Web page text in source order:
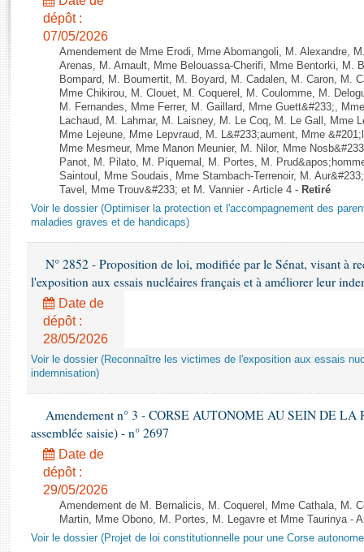
Rapports d'information
Rapports d'enquête
Rapports législatifs
Rapports sur l'application des lois
Baromètre de l’application des lois
Dossiers législatifs
Budget et sécurité sociale
Questions écrites et orales
Comptes rendus des débats
Liens vers les sites publics
dépôt :
07/05/2026
Amendement de Mme Erodi, Mme Abomangoli, M. Alexandre,
Arenas, M. Arnault, Mme Belouassa-Cherifi, Mme Bentorki, M.
Bompard, M. Boumertit, M. Boyard, M. Cadalen, M. Caron, M.
Mme Chikirou, M. Clouet, M. Coquerel, M. Coulomme, M.
M. Fernandes, Mme Ferrer, M. Gaillard, Mme Guett&#233;,
Lachaud, M. Lahmar, M. Laisney, M. Le Coq, M. Le Gall, Mme
Mme Lejeune, Mme Lepvraud, M. L&#233;aument, Mme
Mme Mesmeur, Mme Manon Meunier, M. Nilor, Mme
Panot, M. Pilato, M. Piquemal, M. Portes, M.
Saintoul, Mme Soudais, Mme Stambach-Terrenoir, M.
Tavel, Mme Trouv&#233; et M. Vannier - Article 4 - Retiré
Voir le dossier (Optimiser la protection et l'accompagnement des
maladies graves et de handicaps)
N° 2852 - Proposition de loi, modifiée par le Sénat, visant à
l'exposition aux essais nucléaires français et à améliorer leur
Date de
dépôt :
28/05/2026
Voir le dossier (Reconnaître les victimes de l'exposition aux essais
indemnisation)
Amendement n° 3 - CORSE AUTONOME AU SEIN DE LA
assemblée saisie) - n° 2697
Date de
dépôt :
29/05/2026
Amendement de M. Bernalicis, M. Coquerel, Mme Cathala, M.
Martin, Mme Obono, M. Portes, M. Legavre et Mme Taurinya -
Voir le dossier (Projet de loi constitutionnelle pour une Corse